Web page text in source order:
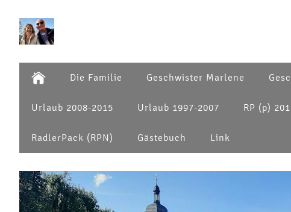
Die Familie Geschwister Marlene
Urlaub 2008-2015 Urlaub 1997-2007 RP (p)
RadlerPack (RPN) Gästebuch Link